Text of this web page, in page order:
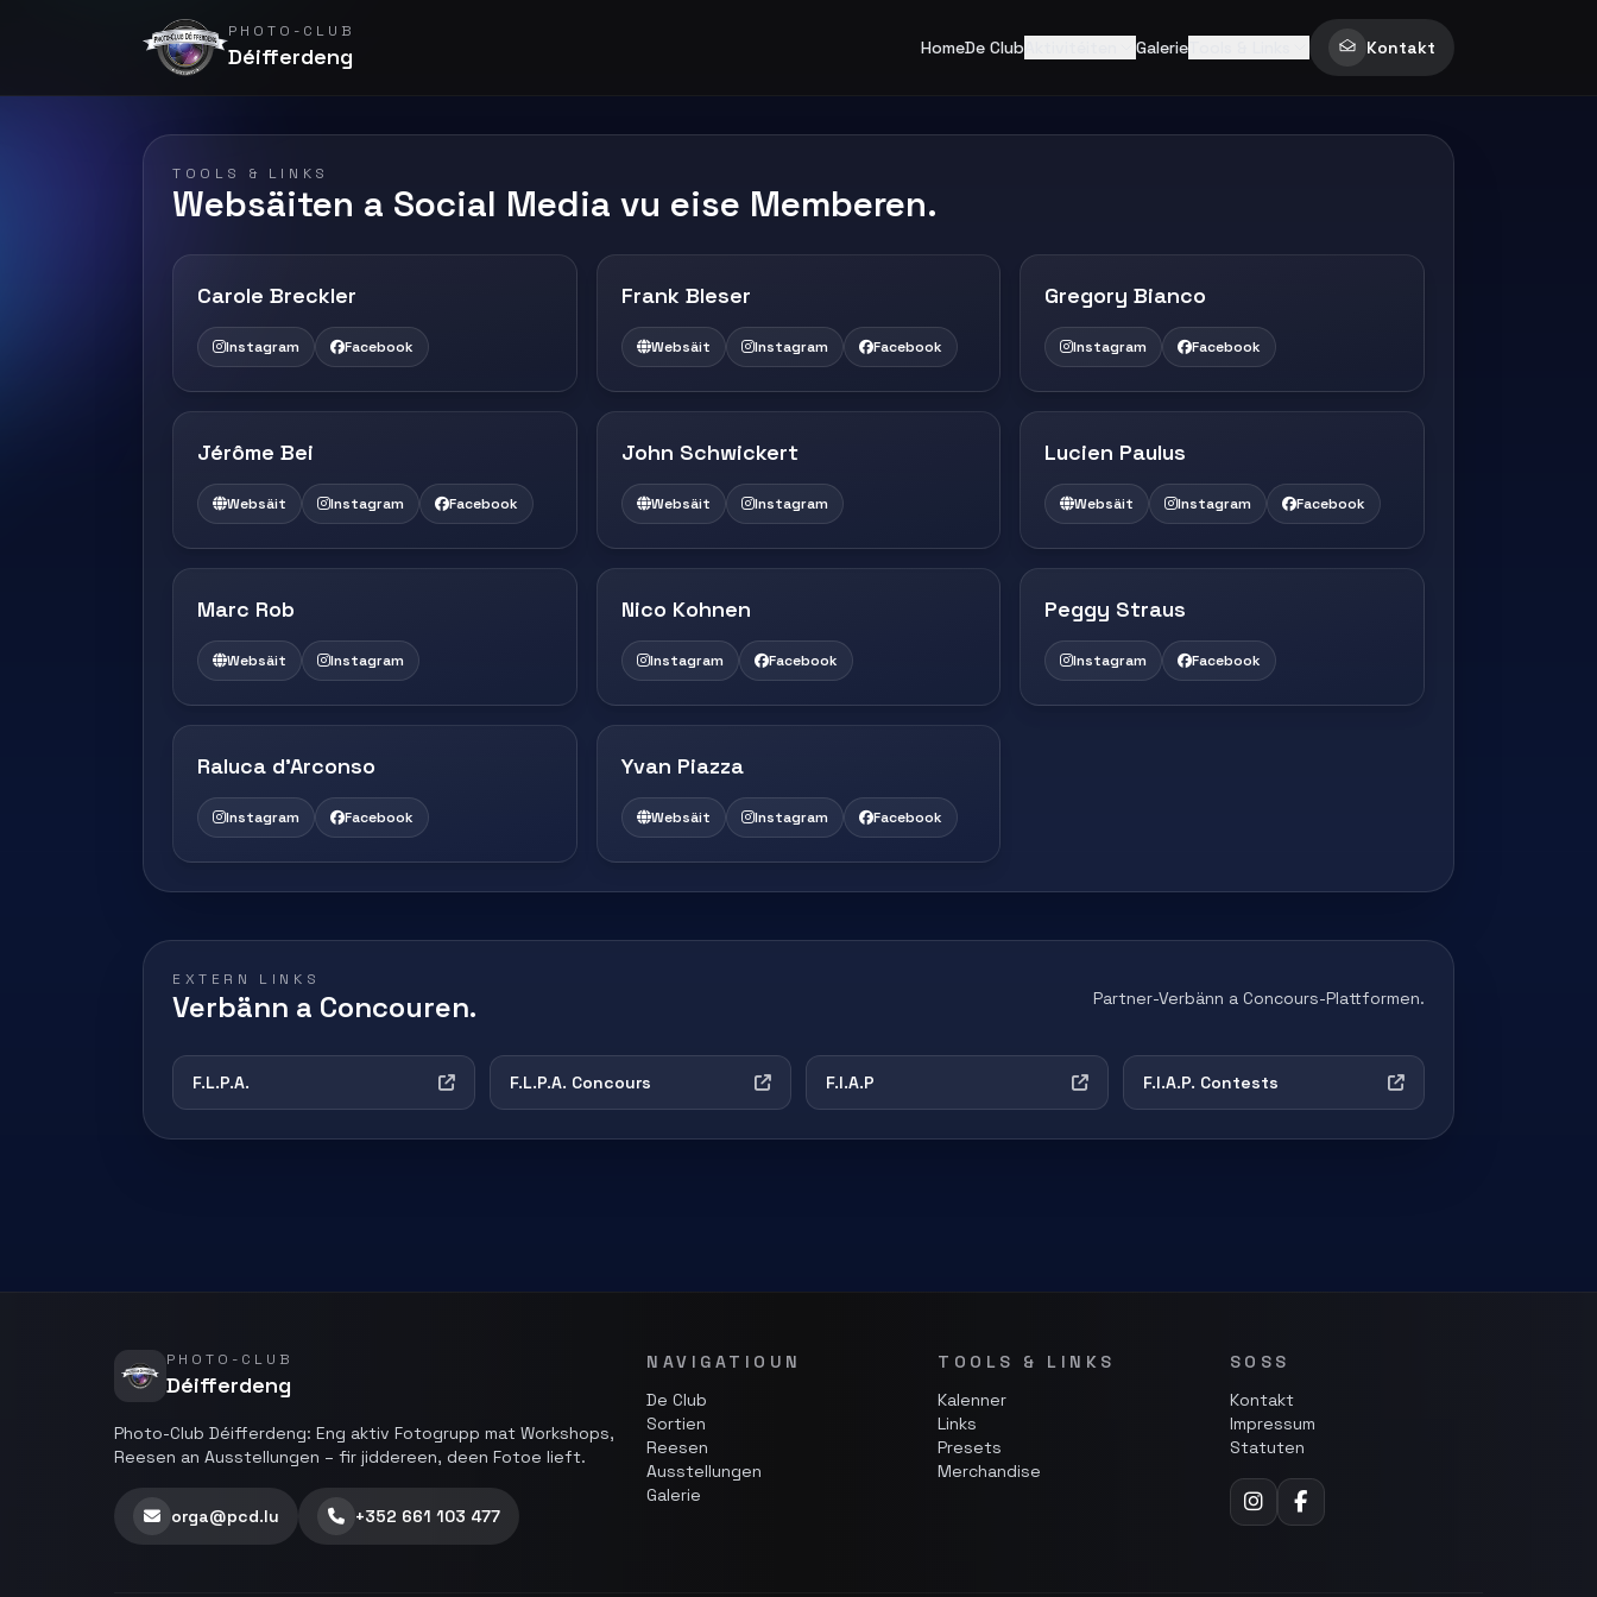
PHOTO-CLUB
Déifferdeng HomeDe Club Galerie Kontakt
TOOLS & LINKS
Websäiten a Social Media vu eise Memberen.
Carole Breckler
Instagram Facebook
Frank Bleser
Websäit Instagram Facebook
Gregory Bianco
Instagram Facebook
Jérôme Bei
Websäit Instagram Facebook
John Schwickert
Websäit Instagram
Lucien Paulus
Websäit Instagram Facebook
Marc Rob
Websäit Instagram
Nico Kohnen
Instagram Facebook
Peggy Straus
Instagram Facebook
Raluca d'Arconso
Instagram Facebook
Yvan Piazza
Websäit Instagram Facebook
EXTERN LINKS
Verbänn a Concouren. Partner-Verbänn a Concours-Plattformen.
F.L.P.A. F.L.P.A. Concours F.I.A.P F.I.A.P. Contests
PHOTO-CLUB
Déifferdeng
Photo-Club Déifferdeng: Eng aktiv Fotogrupp mat Workshops,
Reesen an Ausstellungen – fir jiddereen, deen Fotoe lieft.
orga@pcd.lu +352 661 103 477
NAVIGATIOUN
De Club
Sortien
Reesen
Ausstellungen
Galerie
TOOLS & LINKS
Kalenner
Links
Presets
Merchandise
SOSS
Kontakt
Impressum
Statuten